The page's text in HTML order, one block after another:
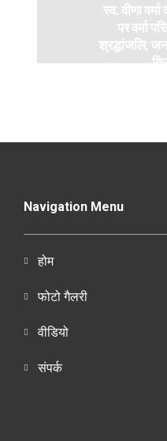
स्व. वीणा
पर वर्मा
श्रद्धांजलि,
Navigation Menu
होम
फोटो गैलरी
वीडियो
संपर्क